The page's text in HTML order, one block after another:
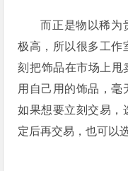
而正是物以稀为
极高，所以很多工作
刻把饰品在市场上甩
用自己用的饰品，毫
如果想要立刻交易，
定后再交易，也可以